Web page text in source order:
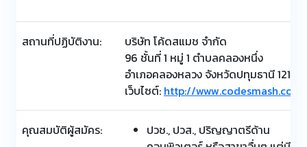
สถานที่ปฏิบัติงาน:
บริษัท โค้ดสแมช จำกัด
96 ชั้นที่ 1 หมู่ 1 ตำบลคลองหนึ่ง
อำเภอคลองหลวง จังหวัดปทุมธานี 12120
เว็บไซต์: http://www.codesmash.co.th
คุณสมบัติผู้สมัคร:
ปวช., ปวส., ปริญญาตรีด้าน